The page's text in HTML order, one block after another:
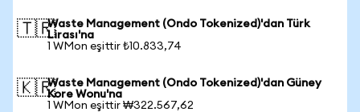
🇹🇷Waste Management (Ondo Tokenized)'dan Türk
Lirası'na
1 WMon eşittir ₺10.833,74
🇰🇷Waste Management (Ondo Tokenized)'dan Güney
Kore Wonu'na
1 WMon eşittir ₩322.567,62